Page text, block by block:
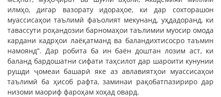
илмҳо, дигар вазорату идораҳое, ки дар сохторашон
муассисаҳои таълимӣ фаъолият мекунанд, уҳдадоранд, ки
тавассути роҳандозии барномаҳои таълимии муосир омода
кардани кадрҳои лаёқатманд ва баландихтисосро таъмин
намоянд”. Дар робита ба ин баён доштан лозим аст, ки
баланд бардошатни сифати таҳсилот дар шароити кунунии
рушди ҷомеаи башарӣ яке аз авлавиятҳои муассисаҳои
таълимӣ ба ҳисоб рафта, заминаи рақобатпазириро дар
низоми маориф фароҳам хоҳад овард.